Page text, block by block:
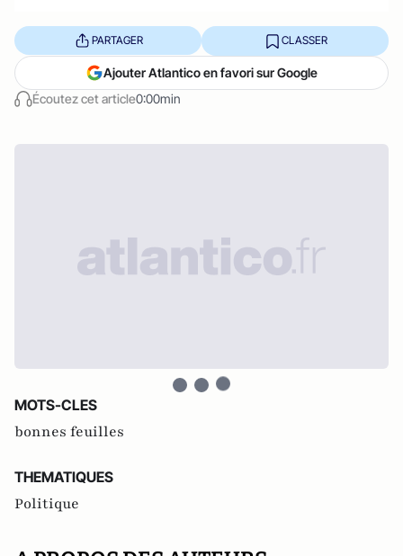
Écoutez cet article0:00min
PARTAGER CLASSER
Ajouter Atlantico en favori sur Google
MOTS-CLES
bonnes feuilles
THEMATIQUES
Politique